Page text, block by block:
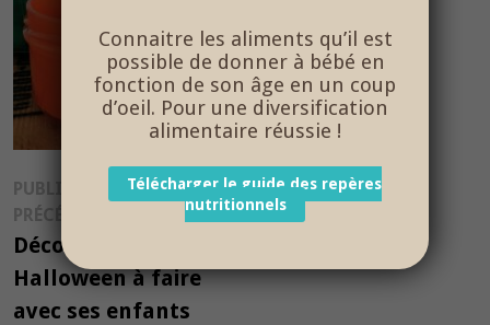
Navigation
de
l’article
PUBLICATION
PRÉCÉDENTE
Publication
Décorations
Halloween à faire
avec ses enfants
Connaitre les aliments qu’il est
possible de donner à bébé en
fonction de son âge en un coup
d’oeil. Pour une diversification
alimentaire réussie !
Télécharger le guide des repères
nutritionnels